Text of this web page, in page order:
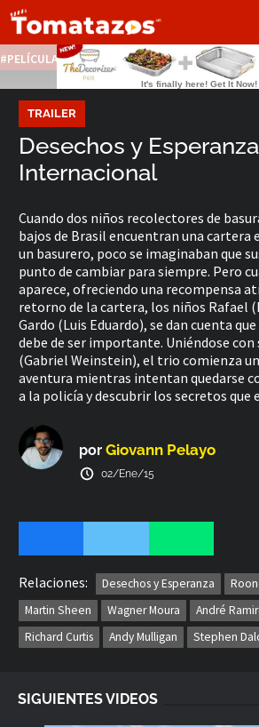
PELÍCULAS STREAMING GRATIS NOTICIAS
TRAILER
Desechos y
Internacional
Cuando dos niños recolectores de
bajos de Brasil encuentran una cartera
un basurero, poco se imaginaban que
punto de cambiar para siempre. Pero
aparece, ofreciendo una recompensa
retorno de la cartera, los niños Rafael
Gardo (Luis Eduardo), se dan cuenta
debe de ser importante. Uniéndose con
(Gabriel Weinstein), el trio comienza
aventura mientras intentan quedarse
a la policía y descubrir los secretos que
(Martin Sheen y Rooney Mara).
por Giovann Pelayo
02/Ene/15
Relaciones: Desechos y Esperanza
Martin Sheen
Wagner Moura André
Richard Curtis
Andy Mulligan Stephen
SIGUIENTES VIDEOS